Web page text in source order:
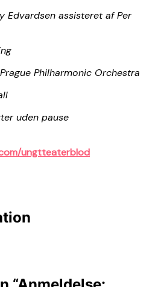
Edvardsen assisteret af Per
Philharmonic Orchestra
uden pause
ungtteaterblod